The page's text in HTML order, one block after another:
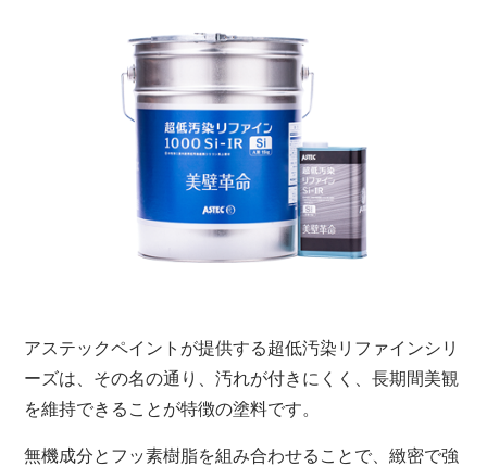
アステックペイントが提供する超低汚染リファインシリ
ーズは、その名の通り、汚れが付きにくく、長期間美観
を維持できることが特徴の塗料です。
無機成分とフッ素樹脂を組み合わせることで、緻密で強